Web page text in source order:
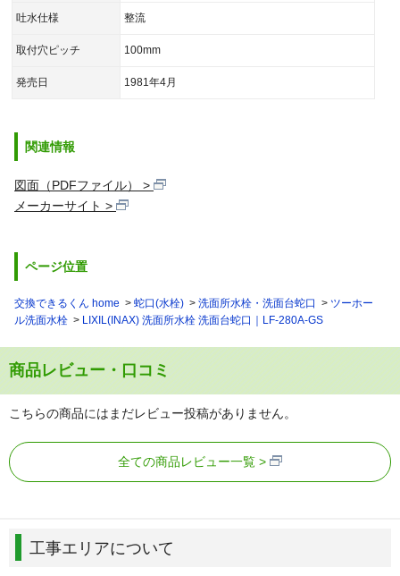
吐水仕様 整流
取付穴ピッチ 100mm
発売日 1981年4月
関連情報
図面（PDFファイル）
メーカーサイト
ページ位置
交換できるくん home 蛇口(水栓) 洗面所水栓・洗面台蛇口
ツーホー
ル洗面水栓
LIXIL(INAX) 洗面所水栓 洗面台蛇口｜LF-280A-GS
商品レビュー・口コミ
こちらの商品にはまだレビュー投稿がありません。
全ての商品レビュー一覧
工事エリアについて